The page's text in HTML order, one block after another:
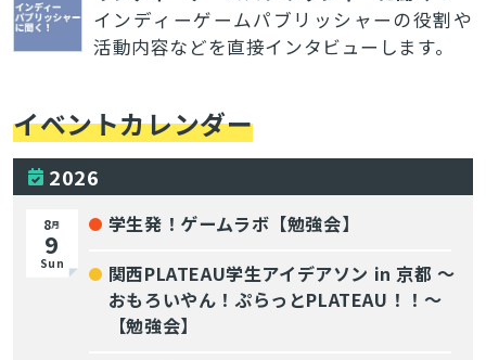
インディーゲームパブリッシャーの役割や
活動内容などを直接インタビューします。
イベントカレンダー
2026
8月
9
Sun
学生発！ゲームラボ【勉強会】
関西PLATEAU学生アイデアソン in 京都 〜
おもろいやん！ぷらっとPLATEAU！！〜
【勉強会】